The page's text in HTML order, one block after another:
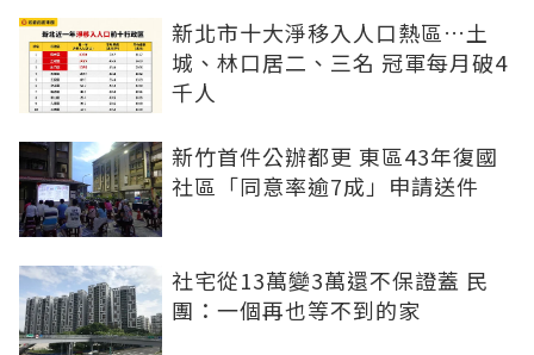
新北市十大淨移入人口熱區…土
城、林口居二、三名 冠軍每月破4
千人
新竹首件公辦都更 東區43年復國
社區「同意率逾7成」申請送件
社宅從13萬變3萬還不保證蓋 民
團：一個再也等不到的家